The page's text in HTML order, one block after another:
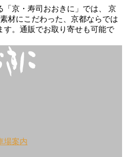
「京・寿司おおきに」では、 京
材にこだわった、京都ならでは
す。通販でお取り寄せも可能で
場案内